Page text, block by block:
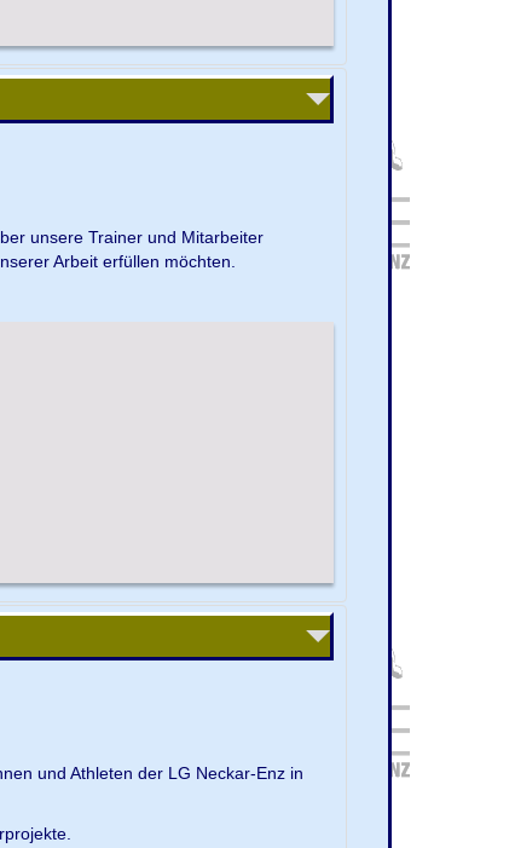
unsere Trainer und Mitarbeiter
Arbeit erfüllen möchten.
und Athleten der LG Neckar-Enz in